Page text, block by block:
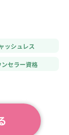
ッシュレス
ンセラー資格